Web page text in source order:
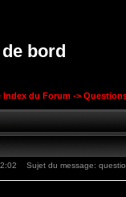
bord
Index du Forum ->
Sujet du message: